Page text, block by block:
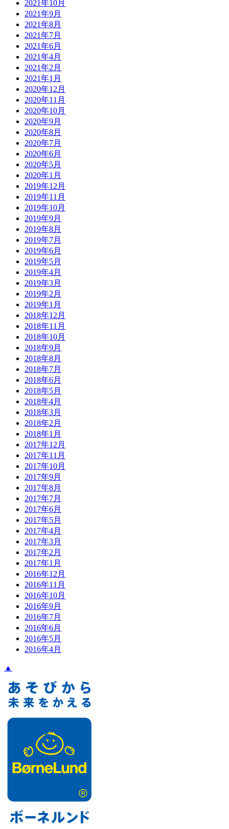
2021年10月
2021年9月
2021年8月
2021年7月
2021年6月
2021年4月
2021年2月
2021年1月
2020年12月
2020年11月
2020年10月
2020年9月
2020年8月
2020年7月
2020年6月
2020年5月
2020年1月
2019年12月
2019年11月
2019年10月
2019年9月
2019年8月
2019年7月
2019年6月
2019年5月
2019年4月
2019年3月
2019年2月
2019年1月
2018年12月
2018年11月
2018年10月
2018年9月
2018年8月
2018年7月
2018年6月
2018年5月
2018年4月
2018年3月
2018年2月
2018年1月
2017年12月
2017年11月
2017年10月
2017年9月
2017年8月
2017年7月
2017年6月
2017年5月
2017年4月
2017年3月
2017年2月
2017年1月
2016年12月
2016年11月
2016年10月
2016年9月
2016年7月
2016年6月
2016年5月
2016年4月
▲